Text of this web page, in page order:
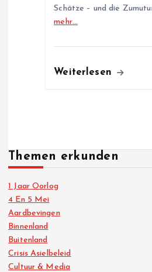
Schätze – und die
mehr…
Weiterlesen
Themen erkunden
1 Jaar Oorlog
4 En 5 Mei
Aardbevingen
Binnenland
Buitenland
Crisis Asielbeleid
Cultuur & Media